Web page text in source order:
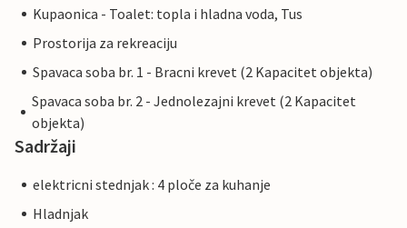
Kupaonica - Toalet: topla i hladna voda, Tus
Prostorija za rekreaciju
Spavaca soba br. 1 - Bracni krevet (2 Kapacitet objekta)
Spavaca soba br. 2 - Jednolezajni krevet (2 Kapacitet
objekta)
Sadržaji
elektricni stednjak : 4 ploče za kuhanje
Hladnjak